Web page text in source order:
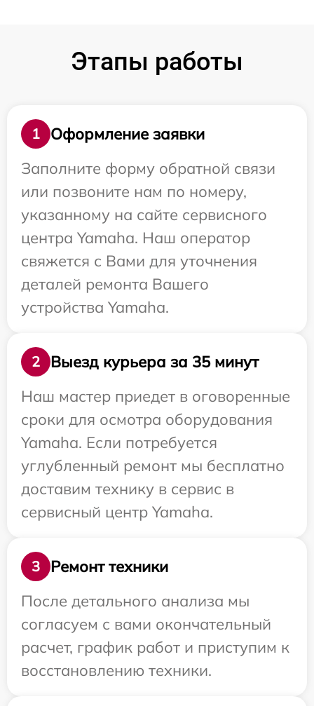
Этапы работы
1
Оформление заявки
Заполните форму обратной связи
или позвоните нам по номеру,
указанному на сайте сервисного
центра Yamaha. Наш оператор
свяжется с Вами для уточнения
деталей ремонта Вашего
устройства Yamaha.
2
Выезд курьера за 35 минут
Наш мастер приедет в оговоренные
сроки для осмотра оборудования
Yamaha. Если потребуется
углубленный ремонт мы бесплатно
доставим технику в сервис в
сервисный центр Yamaha.
3
Ремонт техники
После детального анализа мы
согласуем с вами окончательный
расчет, график работ и приступим к
восстановлению техники.